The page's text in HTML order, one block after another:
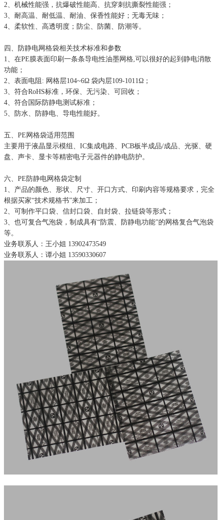
2、机械性能强，抗爆破性能高、抗穿刺抗撕裂性能强；
3、耐高温、耐低温、耐油、保香性能好；无毒无味；
4、柔软性、高透明度；防尘、防菌、防潮等。
四、防静电网格袋相关技术标准和参数
1、在PE膜表面印刷一条条导电性油墨网格,可以很好的起到静电消散
功能；
2、表面电阻: 网格层104~6Ω 袋内层109-1011Ω；
3、符合RoHS标准，环保、无污染、可回收；
4、符合国际防静电测试标准；
5、防水、防静电、导电性能好。
五、PE网格袋适用范围
主要用于液晶显示模组、IC集成电路、PCB板半成品/成品、光驱、硬
盘、声卡、显卡等精密电子元器件的静电防护。
六、PE防静电网格袋定制
1、产品的颜色、形状、尺寸、开口方式、印刷内容等规格要求，完全
根据买家“技术规格书”来加工；
2、可制作平口袋、信封口袋、自封袋、拉链袋等形式；
3、也可复合气泡袋，制成具有“防震、防静电功能”的网格复合气泡袋
等。
业务联系人：王小姐 13902473549
业务联系人：谭小姐 13590330607